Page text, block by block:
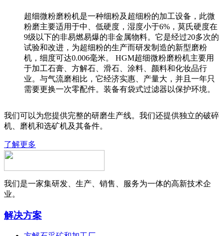
超细微粉磨粉机是一种细粉及超细粉的加工设备，此微
粉磨主要适用于中、低硬度，湿度小于6%，莫氏硬度在
9级以下的非易燃易爆的非金属物料。它是经过20多次的
试验和改进，为超细粉的生产而研发制造的新型磨粉
机，细度可达0.006毫米。 HGM超细微粉磨粉机主要用
于加工石膏、方解石、滑石、涂料、颜料和化妆品行
业。与气流磨相比，它经济实惠、产量大，并且一年只
需要更换一次零配件。装备有袋式过滤器以保护环境。
我们可以为您提供完整的研磨生产线。我们还提供独立的破碎
机、磨机和选矿机及其备件。
了解更多
我们是一家集研发、生产、销售、服务为一体的高新技术企
业。
解决方案